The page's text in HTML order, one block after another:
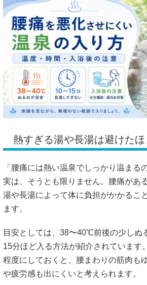
熱すぎる湯や長湯は避けた
「腰痛には熱い温泉でしっかり温まる
実は、そうとも限りません。腰痛があ
湯や長湯によって体に負担がかかるこ
ます。
目安としては、38〜40℃前後の少しぬ
15分ほど入る方法が紹介されています
程度にしておくと、腰まわりの筋肉も
や疲労感も出にくいと考えられます。